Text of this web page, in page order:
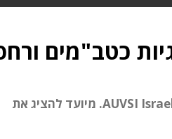
יעלה לרשת במהלך חודש פברואר 2026. מתבצע בשיתוף פעולה עם ארגון AUVSI Israel. מיועד להציג את